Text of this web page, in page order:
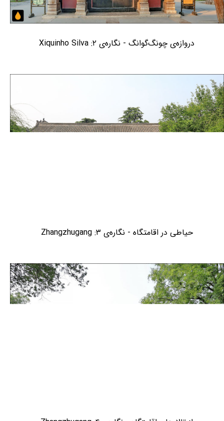
دروازه‌ی چونگ‌گوانگ - نگاره‌ی ۲: Xiquinho Silva
حیاطی در اقامتگاه - نگاره‌ی ۳: Zhangzhugang